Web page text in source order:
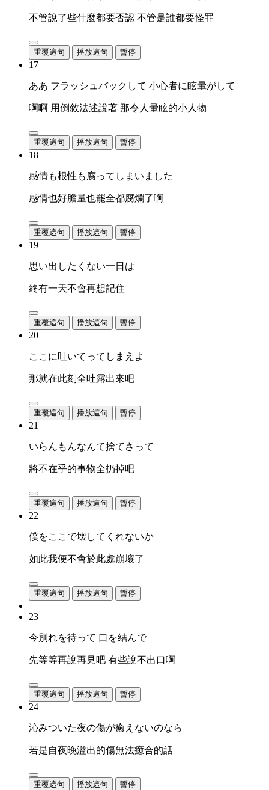
不管說了些什麼都要否認 不管是誰都要怪罪
重覆這句 播放這句 暫停
17
ああ フラッシュバックして 小心者に眩暈がして
啊啊 用倒敘法述說著 那令人暈眩的小人物
重覆這句 播放這句 暫停
18
感情も根性も腐ってしまいました
感情也好膽量也罷全都腐爛了啊
重覆這句 播放這句 暫停
19
思い出したくない一日は
終有一天不會再想記住
重覆這句 播放這句 暫停
20
ここに吐いてってしまえよ
那就在此刻全吐露出來吧
重覆這句 播放這句 暫停
21
いらんもんなんて捨てさって
將不在乎的事物全扔掉吧
重覆這句 播放這句 暫停
22
僕をここで壊してくれないか
如此我便不會於此處崩壞了
重覆這句 播放這句 暫停
23
今別れを待って 口を結んで
先等等再說再見吧 有些說不出口啊
重覆這句 播放這句 暫停
24
沁みついた夜の傷が癒えないのなら
若是自夜晚溢出的傷無法癒合的話
重覆這句 播放這句 暫停